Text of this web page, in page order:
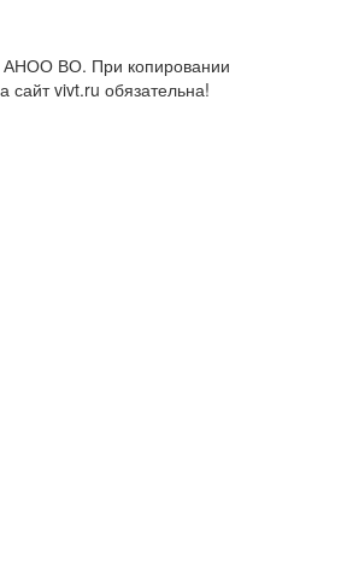
ВО. При копировании
сайт vivt.ru обязательна!